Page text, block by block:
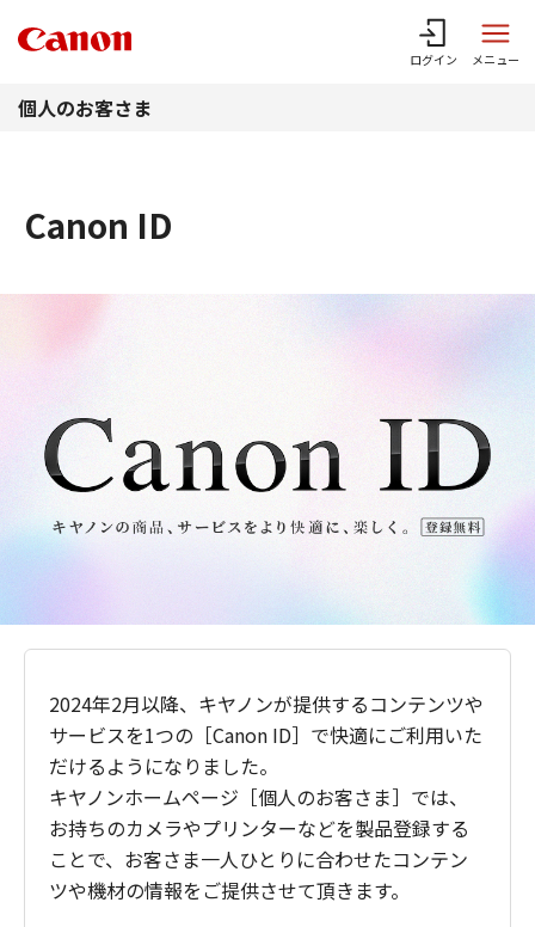
ログイン メニュー
個人のお客さま
Canon ID
2024年2月以降、キヤノンが提供するコンテンツや
サービスを1つの［Canon ID］で快適にご利用いた
だけるようになりました。
キヤノンホームページ［個人のお客さま］では、
お持ちのカメラやプリンターなどを製品登録する
ことで、お客さま一人ひとりに合わせたコンテン
ツや機材の情報をご提供させて頂きます。